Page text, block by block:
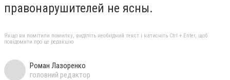
правонарушителей не ясны.
Якщо ви помітили помилку, виділіть необхідний текст і натисніть Ctrl + Enter, щоб
повідомити про це редакцію
Роман Лазоренко
головний редактор